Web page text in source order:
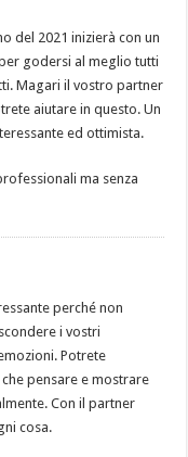
del 2021 inizierà con un
godersi al meglio tutti
Magari il vostro partner
aiutare in questo. Un
ed ottimista.
ma senza
perché non
i vostri
Potrete
pensare e mostrare
Con il partner
cosa.